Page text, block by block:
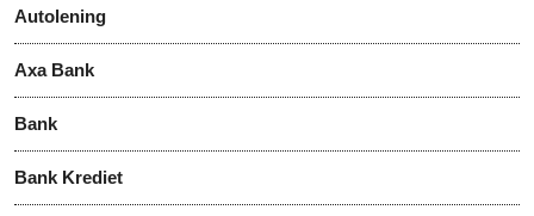
Autolening
Axa Bank
Bank
Bank Krediet